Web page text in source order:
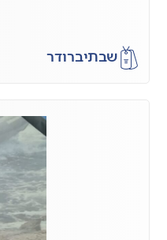
שבתיברודר